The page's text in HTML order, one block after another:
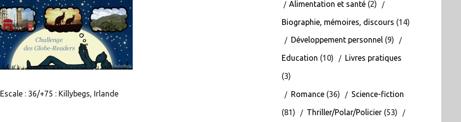
Escale : 36/+75 : Killybegs, Irlande
Alimentation et santé(2)
Biographie, mémoires, discours (14)
Développement personnel(9)
Education (10) Livres pratiques
(3)
Romance(36) Science-fiction
(81) Thriller/Polar/Policier(53)